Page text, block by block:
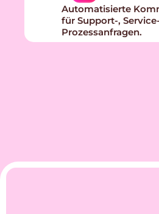
Automatisierte
für Support-,
Prozessanfragen.